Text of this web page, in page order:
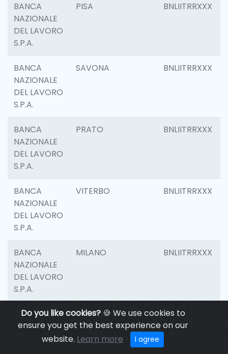
Do you like cookies?🍪 We use cookies to
ensure you get the best experience on our
website. Learn more I agree
BANCA
NAZIONALE
DEL LAVORO
S.P.A.
PISA BNLIITRRXXX
BANCA
NAZIONALE
DEL LAVORO
S.P.A.
SAVONA BNLIITRRXXX
BANCA
NAZIONALE
DEL LAVORO
S.P.A.
PRATO BNLIITRRXXX
BANCA
NAZIONALE
DEL LAVORO
S.P.A.
VITERBO BNLIITRRXXX
BANCA
NAZIONALE
DEL LAVORO
S.P.A.
MILANO BNLIITRRXXX
BANCA
NAZIONALE
DEL LAVORO
CASALECCHIO DI
RENO
BNLIITRRXXX